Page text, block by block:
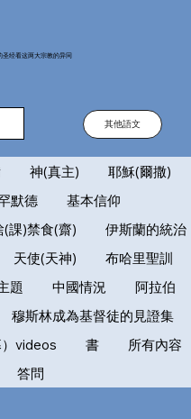
圣经看这两大宗教的异同
其他語文
神(真主)
耶穌(爾撒)
默德
基本信仰
課)禁食(齋)
伊斯蘭的統治
天使(天神)
布哈里聖訓
題 中國情況
阿拉伯
穆斯林成為基督徒的見證集
videos 書
所有內容
答問